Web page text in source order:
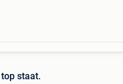
Vintage dressoire kast top staat.